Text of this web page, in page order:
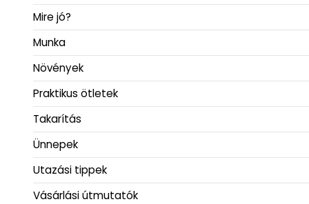
Mire jó?
Munka
Növények
Praktikus ötletek
Takarítás
Ünnepek
Utazási tippek
Vásárlási útmutatók